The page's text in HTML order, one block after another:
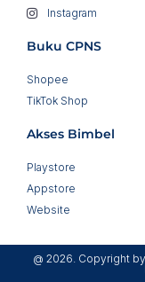
Instagram
Buku CPNS
Shopee
TikTok Shop
Akses Bimbel
Playstore
Appstore
Website
@ 2026. Copyright